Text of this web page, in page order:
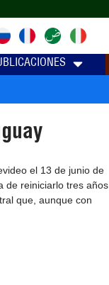
el 13 de junio de
de reiniciarlo tres años
que, aunque con